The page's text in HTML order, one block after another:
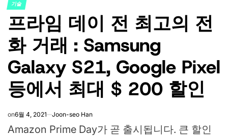
POSTED
IN
기술
프라임 데이 전 최고의 전
화 거래 : Samsung
Galaxy S21, Google Pixel
등에서 최대 $ 200 할인
on6월 4, 2021 Joon-seo Han
Amazon Prime Day가 곧 출시됩니다. 큰 할인